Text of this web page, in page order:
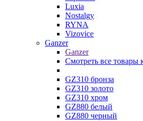
Luxia
Nostalgy
RYNA
Vizovice
Ganzer
Ganzer
Смотреть все товары
GZ310 бронза
GZ310 золото
GZ310 хром
GZ880 белый
GZ880 черный